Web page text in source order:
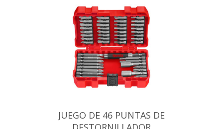
JUEGO DE 46 PUNTAS DE